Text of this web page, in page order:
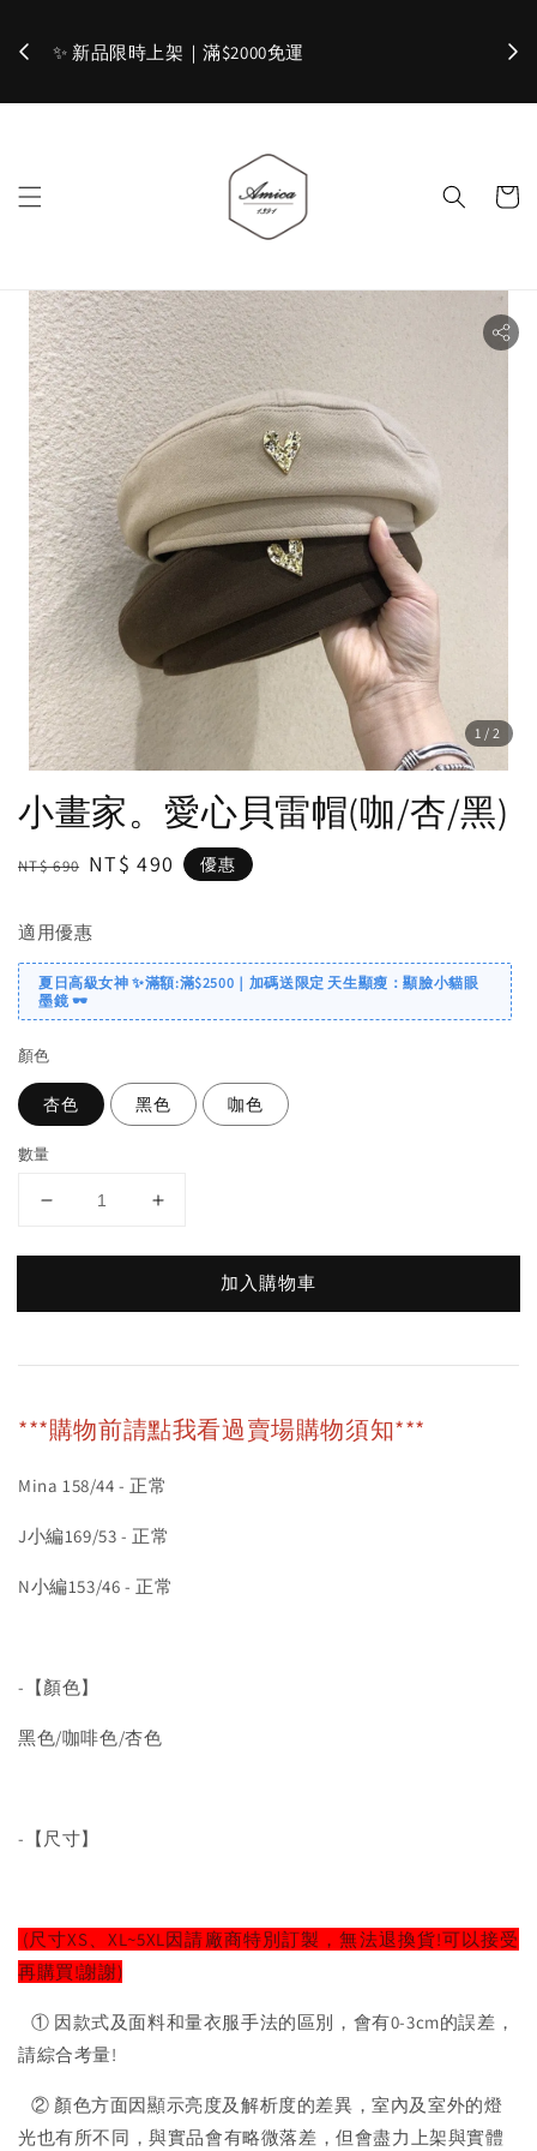
加入官網會員，立即折 $100 ✨
1 /2
小畫家。愛心貝雷帽(咖/杏/黑)
Regular
NT$ 690 Sale
NT$ 490 優惠
適用優惠
夏日高級女神 ✨滿額:滿$2500｜加碼送限定 天生顯瘦：顯臉小貓眼
墨鏡 🕶️
顏色
杏色 黑色 咖色
數量
加入購物車
***購物前請點我看過賣場購物須知***
Mina 158/44 - 正常
J小編169/53 - 正常
N小編153/46 - 正常
-【顏色】
黑色/咖啡色/杏色
-【尺寸】
(尺寸XS、XL~5XL因請廠商特別訂製，無法退換貨!可以接受
再購買!謝謝)
① 因款式及面料和量衣服手法的區別，會有0-3cm的誤差，
請綜合考量!
② 顏色方面因顯示亮度及解析度的差異，室內及室外的燈
光也有所不同，與實品會有略微落差，但會盡力上架與實體